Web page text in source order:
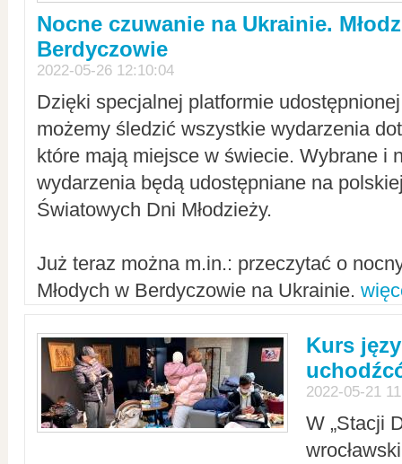
Nocne czuwanie na Ukrainie.
Berdyczowie
2022-05-26 12:10:04
Dzięki specjalnej platformie
możemy śledzić wszystkie wydarzenia
które mają miejsce w świecie. Wybrane i
wydarzenia będą udostępniane na
Światowych Dni Młodzieży.
Już teraz można m.in.: przeczytać o
Młodych w Berdyczowie na Ukrainie.
Kurs
2022-05-21
W „Stacji